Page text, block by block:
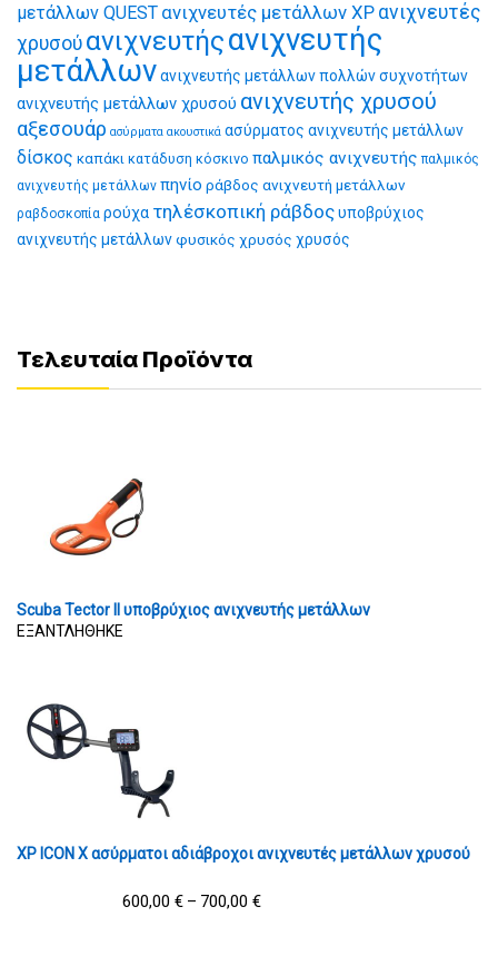
μετάλλων QUEST ανιχνευτές μετάλλων XP ανιχνευτές
χρυσού ανιχνευτήςανιχνευτής
μετάλλωνανιχνευτής μετάλλων πολλών συχνοτήτων
ανιχνευτής μετάλλων χρυσού ανιχνευτής χρυσού
αξεσουάρ ασύρματα ακουστικά ασύρματος ανιχνευτής μετάλλων
δίσκος καπάκι κατάδυση κόσκινο παλμικός ανιχνευτής παλμικός
ανιχνευτής μετάλλων πηνίο ράβδος ανιχνευτή μετάλλων
ραβδοσκοπία ρούχα τηλέσκοπική ράβδοςυποβρύχιος
ανιχνευτής μετάλλωνφυσικός χρυσός χρυσός
Τελευταία Προϊόντα
Scuba Tector II υποβρύχιος ανιχνευτής μετάλλων
ΕΞΑΝΤΛΗΘΗΚΕ
XP ICON X ασύρματοι αδιάβροχοι ανιχνευτές μετάλλων χρυσού
600,00 € – 700,00 €